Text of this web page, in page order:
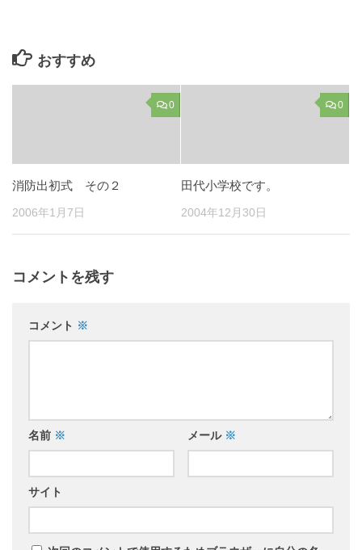
おすすめ
0
消防出初式 その２
2006年1月7日
0
田代小学校です。
2004年12月30日
コメントを残す
コメント ※
名前 ※ メール ※
サイト